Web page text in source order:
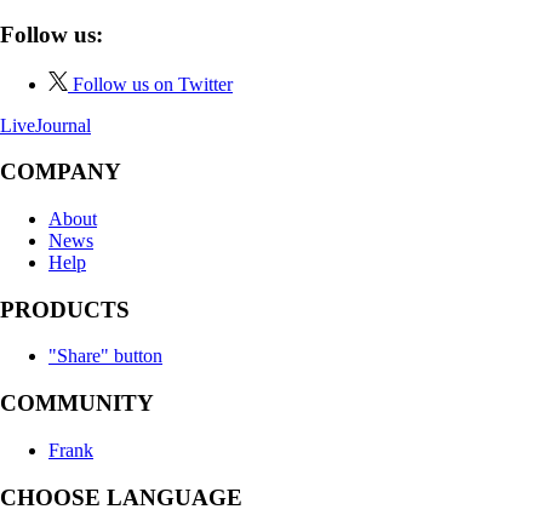
Follow us:
Follow us on Twitter
LiveJournal
COMPANY
About
News
Help
PRODUCTS
"Share" button
COMMUNITY
Frank
CHOOSE LANGUAGE